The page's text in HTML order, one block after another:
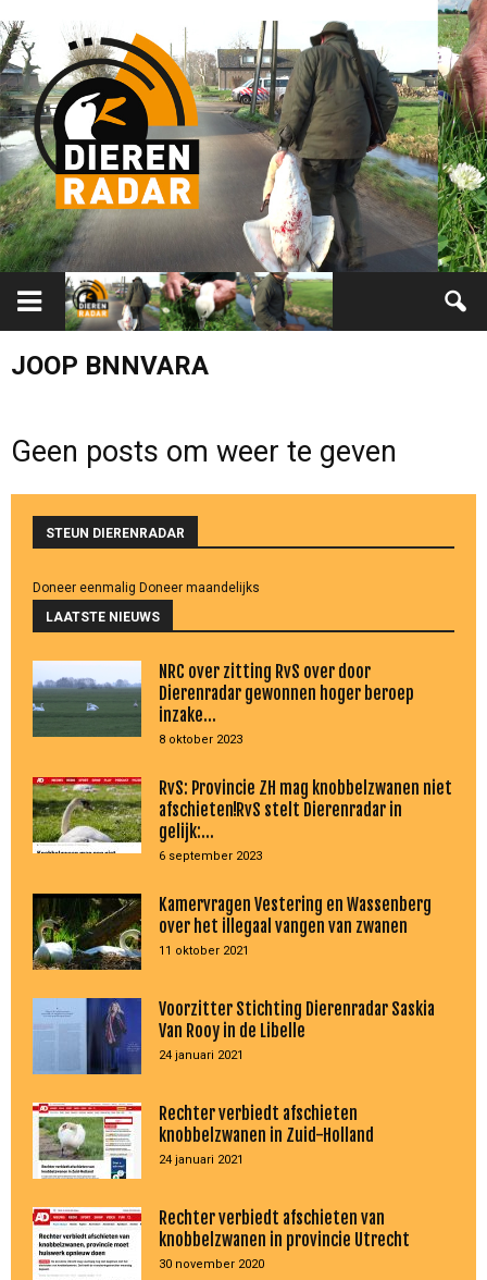
JOOP BNNVARA
Geen posts om weer te geven
STEUN DIERENRADAR
Doneer eenmalig Doneer maandelijks
LAATSTE NIEUWS
NRC over zitting RvS over door
Dierenradar gewonnen hoger beroep
inzake...
8 oktober 2023
RvS: Provincie ZH mag knobbelzwanen niet
afschieten!RvS stelt Dierenradar in
gelijk:...
6 september 2023
Kamervragen Vestering en Wassenberg
over het illegaal vangen van zwanen
11 oktober 2021
Voorzitter Stichting Dierenradar Saskia
Van Rooy in de Libelle
24 januari 2021
Rechter verbiedt afschieten
knobbelzwanen in Zuid-Holland
24 januari 2021
Rechter verbiedt afschieten van
knobbelzwanen in provincie Utrecht
30 november 2020